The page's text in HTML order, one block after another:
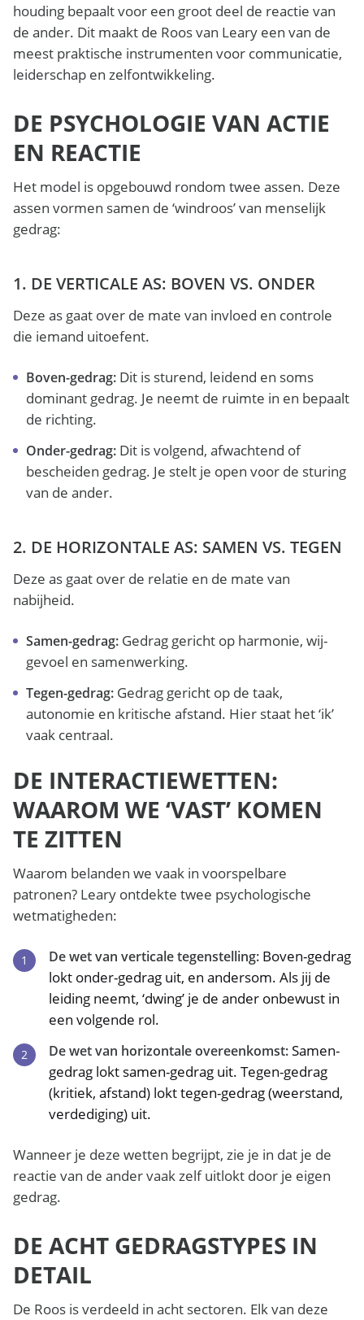
houding bepaalt voor een groot deel de reactie van
de ander. Dit maakt de Roos van Leary een van de
meest praktische instrumenten voor communicatie,
leiderschap en zelfontwikkeling.
DE PSYCHOLOGIE VAN ACTIE
EN REACTIE
Het model is opgebouwd rondom twee assen. Deze
assen vormen samen de ‘windroos’ van menselijk
gedrag:
1. DE VERTICALE AS: BOVEN VS. ONDER
Deze as gaat over de mate van invloed en controle
die iemand uitoefent.
Boven-gedrag: Dit is sturend, leidend en soms
dominant gedrag. Je neemt de ruimte in en bepaalt
de richting.
Onder-gedrag: Dit is volgend, afwachtend of
bescheiden gedrag. Je stelt je open voor de sturing
van de ander.
2. DE HORIZONTALE AS: SAMEN VS. TEGEN
Deze as gaat over de relatie en de mate van
nabijheid.
Samen-gedrag: Gedrag gericht op harmonie, wij-
gevoel en samenwerking.
Tegen-gedrag: Gedrag gericht op de taak,
autonomie en kritische afstand. Hier staat het ‘ik’
vaak centraal.
DE INTERACTIEWETTEN:
WAAROM WE ‘VAST’ KOMEN
TE ZITTEN
Waarom belanden we vaak in voorspelbare
patronen? Leary ontdekte twee psychologische
wetmatigheden:
De wet van verticale tegenstelling: Boven-gedrag
lokt onder-gedrag uit, en andersom. Als jij de
leiding neemt, ‘dwing’ je de ander onbewust in
een volgende rol.
De wet van horizontale overeenkomst:Samen-
gedrag lokt samen-gedrag uit. Tegen-gedrag
(kritiek, afstand) lokt tegen-gedrag (weerstand,
verdediging) uit.
Wanneer je deze wetten begrijpt, zie je in dat je de
reactie van de ander vaak zelf uitlokt door je eigen
gedrag.
DE ACHT GEDRAGSTYPES IN
DETAIL
De Roos is verdeeld in acht sectoren. Elk van deze